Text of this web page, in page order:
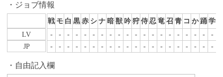
ジョブ情報
戦 モ 白 黒 赤 シ ナ 暗 獣 吟 狩 侍 忍 竜 召 青 コ か 踊 学
LV
- - - - - - - - - - - - - - - - - - - -
JP
- - - - - - - - - - - - - - - - - - - -
自由記入欄